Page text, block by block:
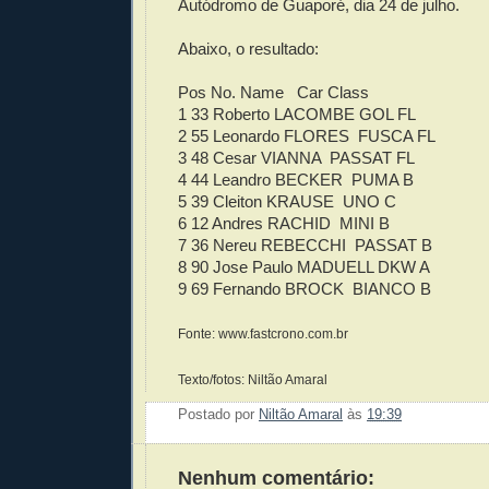
Autódromo de Guaporé, dia 24 de julho.
Abaixo, o resultado:
Pos No. Name Car Class
1 33 Roberto LACOMBE GOL FL
2 55 Leonardo FLORES FUSCA FL
3 48 Cesar VIANNA PASSAT FL
4 44 Leandro BECKER PUMA B
5 39 Cleiton KRAUSE UNO C
6 12Andres RACHID MINI B
7 36 Nereu REBECCHI PASSAT B
8 90 Jose Paulo MADUELL DKWA
9 69 Fernando BROCK BIANCO B
Fonte: www.fastcrono.com.br
Texto/fotos: Niltão Amaral
Postado por Niltão Amaral às 19:39
Nenhum comentário: